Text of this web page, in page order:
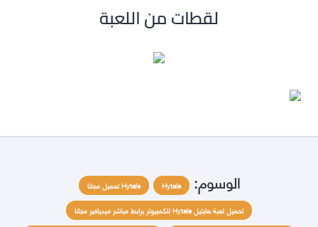
لقطات من اللعبة
الوسوم: Hytale
Hytale تحميل مجانا
تحميل لعبة هايتيل Hytale للكمبيوتر برابط مباشر ميديافير مجانا